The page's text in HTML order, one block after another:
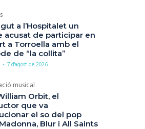
a l’Hospitalet un
acusat de participar en
a Torroella amb el
de “la collita”
- 7 d'agost de 2026
musical
Orbit, el
que va
el so del pop
Blur i All Saints